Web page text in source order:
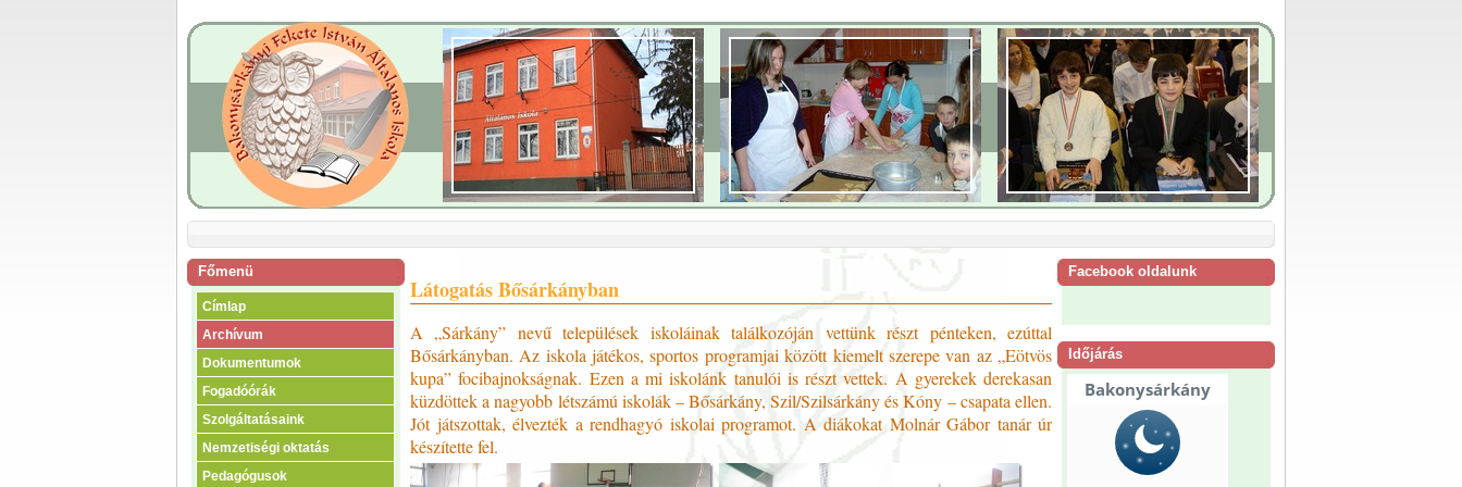
Főmenü
Címlap
Archívum
Dokumentumok
Fogadóórák
Szolgáltatásaink
Nemzetiségi oktatás
Pedagógusok
Látogatás Bősárkányban
A „Sárkány” nevű települések iskoláinak találkozóján vettünk részt pénteken, ezúttal
Bősárkányban. Az iskola játékos, sportos programjai között kiemelt szerepe van az „Eötvös
kupa” focibajnokságnak. Ezen a mi iskolánk tanulói is részt vettek. A gyerekek derekasan
küzdöttek a nagyobb létszámú iskolák – Bősárkány, Szil/Szilsárkány és Kóny – csapata ellen.
Jót játszottak, élvezték a rendhagyó iskolai programot. A diákokat Molnár Gábor tanár úr
készítette fel.
Facebook oldalunk
Időjárás